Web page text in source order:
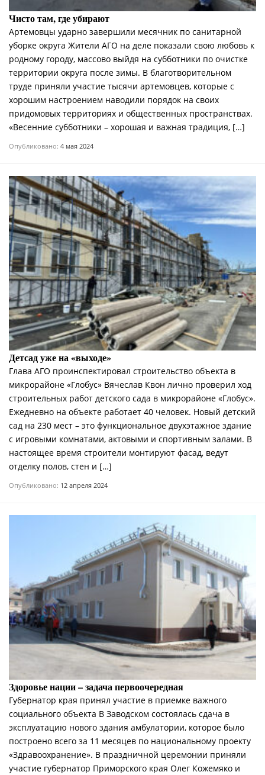
Чисто там, где убирают
Артемовцы ударно завершили месячник по санитарной
уборке округа Жители АГО на деле показали свою любовь к
родному городу, массово выйдя на субботники по очистке
территории округа после зимы. В благотворительном
труде приняли участие тысячи артемовцев, которые с
хорошим настроением наводили порядок на своих
придомовых территориях и общественных пространствах.
«Весенние субботники – хорошая и важная традиция, […]
Опубликовано: 4 мая 2024
Детсад уже на «выходе»
Глава АГО проинспектировал строительство объекта в
микрорайоне «Глобус» Вячеслав Квон лично проверил ход
строительных работ детского сада в микрорайоне «Глобус».
Ежедневно на объекте работает 40 человек. Новый детский
сад на 230 мест – это функциональное двухэтажное здание
с игровыми комнатами, актовыми и спортивным залами. В
настоящее время строители монтируют фасад, ведут
отделку полов, стен и […]
Опубликовано: 12 апреля 2024
Здоровье нации – задача первоочередная
Губернатор края принял участие в приемке важного
социального объекта В Заводском состоялась сдача в
эксплуатацию нового здания амбулатории, которое было
построено всего за 11 месяцев по национальному проекту
«Здравоохранение». В праздничной церемонии приняли
участие губернатор Приморского края Олег Кожемяко и